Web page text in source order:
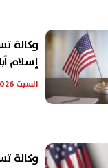
وكالة
إسلام
السبت 11/04/2026 07:28 م
وكالة